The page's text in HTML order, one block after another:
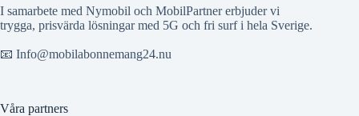
I samarbete med Nymobil och MobilPartner erbjuder vi
trygga, prisvärda lösningar med 5G och fri surf i hela Sverige.
📧 Info@mobilabonnemang24.nu
Våra partners